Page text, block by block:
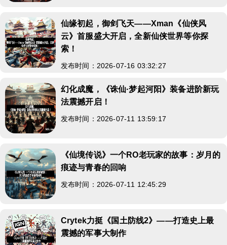
仙缘初起，御剑飞天——Xman《仙侠风
云》首服盛大开启，全新仙侠世界等你探
索！
发布时间：2026-07-16 03:32:27
幻化成魔，《诛仙·梦起河阳》装备进阶新玩
法震撼开启！
发布时间：2026-07-11 13:59:17
《仙境传说》一个RO老玩家的故事：岁月的
痕迹与青春的回响
发布时间：2026-07-11 12:45:29
Crytek力挺《国土防线2》——打造史上最
震撼的军事大制作